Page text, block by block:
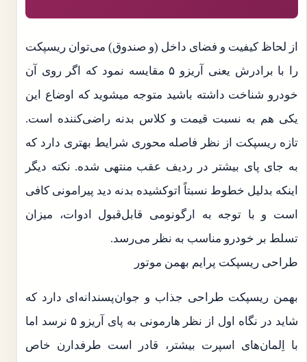
از لحاظ کیفیت و فضای داخل (و صندوق) می‌توان ریسپکت
را با برادرش یعنی آریزو ۵ مقایسه نمود که اگر روی آن
خودرو شناخت داشته باشید متوجه میشوید که اوضاع این
یکی هم به نسبت قیمت و کلاس بدنه راضی‌کننده است.
تازه ریسپکت از نظر فاصله محوری شرایط بهتری دارد که
به جای پای بیشتر در ردیف عقب منتهی شده. نکته دیگر
اینکه بدلیل خطوط نسبتاً اتوکشیده بدنه دید پیرامونی کافی
است و با توجه به ارگونومی قابل‌قبول ادوات، میزان
تسلط بر خودرو مناسب به نظر می‌رسد.
طراحی ریسپکت پرایم بهمن موتور
بهمن ریسپکت طراحی جذاب و جوان‌پسندانه‌ای دارد که
شاید در نگاه اول از نظر هارمونی به پای آریزو ۵ نرسد اما
با اِلمان‌های اسپرت بیشتر، قادر است طرفدارن خاص